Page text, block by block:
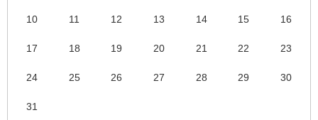
10 11 12 13 14 15 16
17 18 19 20 21 22 23
24 25 26 27 28 29 30
31